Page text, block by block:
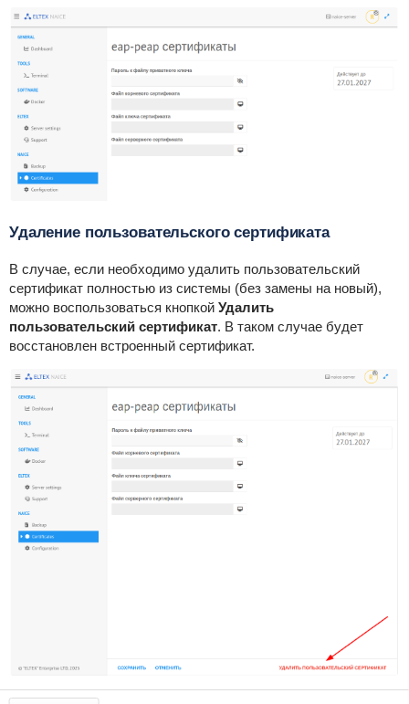
Удаление пользовательского сертификата
В случае, если необходимо удалить пользовательский
сертификат полностью из системы (без замены на новый),
можно воспользоваться кнопкой Удалить
пользовательский сертификат. В таком случае будет
восстановлен встроенный сертификат.